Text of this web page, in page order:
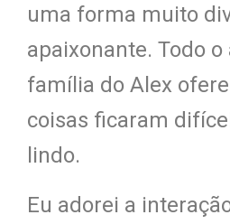
uma forma muito
apaixonante. Todo o
família do Alex
coisas ficaram
lindo.
Eu adorei a